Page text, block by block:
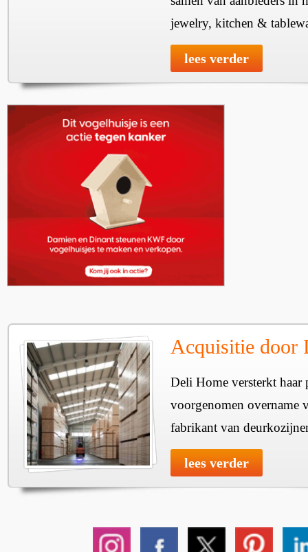
jewelry, kitchen &
lees verder
Acquisitie door
Deli Home versterkt haar
voorgenomen overname
fabrikant van
lees verder